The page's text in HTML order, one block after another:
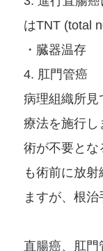
はTNT (total
・臓器温存
4. 肛門管癌
病理組織所見
療法を施行
術が不要と
も術前に放
ますが、根治
直腸癌、肛